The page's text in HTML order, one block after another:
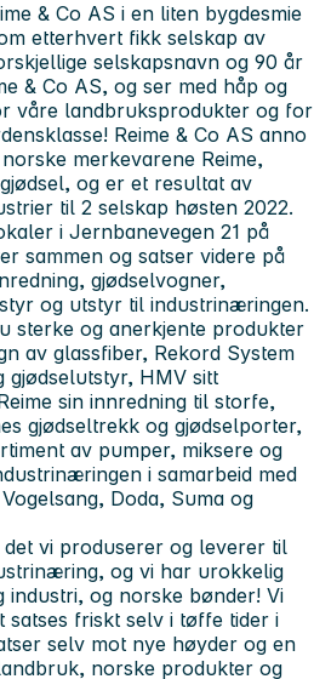
& Co AS i en liten bygdesmie
etterhvert fikk selskap av
selskapsnavn og 90 år
& Co AS, og ser med håp og
våre landbruksprodukter og for
Reime & Co AS anno
merkevarene Reime,
og er et resultat av
til 2 selskap høsten 2022.
i Jernbanevegen 21 på
sammen og satser videre på
gjødselvogner,
og utstyr til industrinæringen.
sterke og anerkjente produkter
av glassfiber, Rekord System
gjødselutstyr, HMV sitt
sin innredning til storfe,
gjødseltrekk og gjødselporter,
av pumper, miksere og
i samarbeid med
Doda, Suma og
vi produserer og leverer til
og vi har urokkelig
og norske bønder! Vi
satses friskt selv i tøffe tider i
selv mot nye høyder og en
norske produkter og